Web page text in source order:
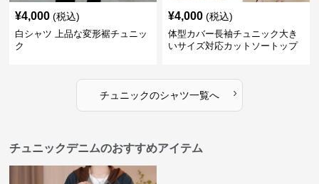
¥4,000 (税込)
白シャツ 上品な変形裾チュニッ
ク
¥4,000 (税込)
体型カバー長袖チュニック大き
いサイズ対応カットソートップ
チュニックのシャツ一覧へ ›
チュニックデニムのおすすめアイテム